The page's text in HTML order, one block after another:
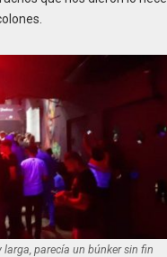
larga, parecía un búnker sin fin